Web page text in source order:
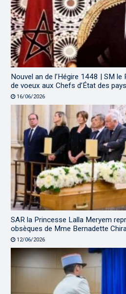
Nouvel an de l’Hégire 1448 | SM
de voeux aux Chefs d’État des
16/06/2026
SAR la Princesse Lalla Meryem
obsèques de Mme Bernadette
12/06/2026